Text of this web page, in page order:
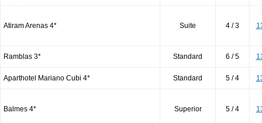
Atiram Arenas 4* Suite 4 / 3
Ramblas 3* Standard 6 / 5
Aparthotel Mariano Cubi 4* Standard 5 / 4
Balmes 4* Superior 5 / 4